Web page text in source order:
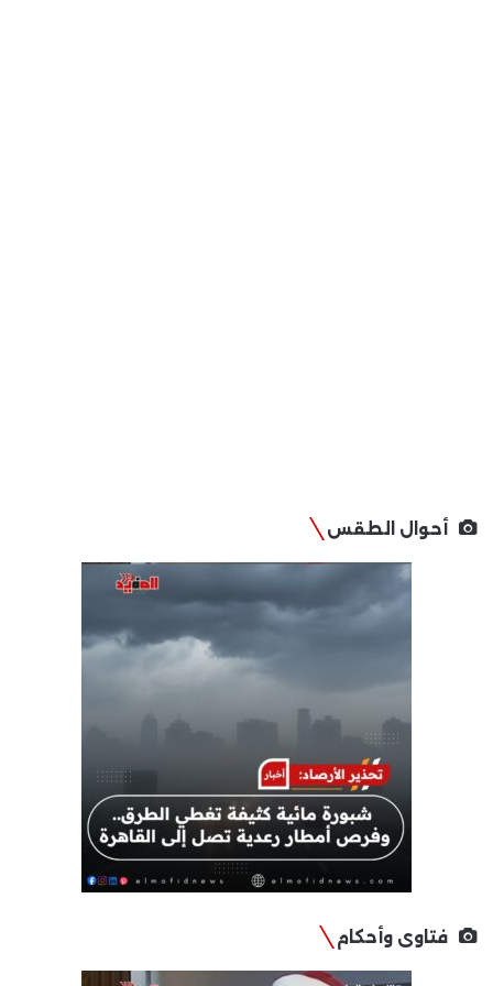
أحوال الطقس
فتاوى وأحكام